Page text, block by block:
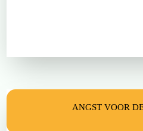
ANGST VOOR